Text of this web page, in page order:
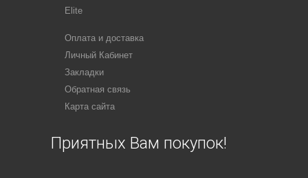
Elite
Оплата и доставка
Личный Кабинет
Закладки
Обратная связь
Карта сайта
Приятных Вам покупок!